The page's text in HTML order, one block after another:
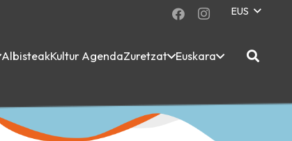
EUS
AlbisteakKultur AgendaZuretzat Euskara